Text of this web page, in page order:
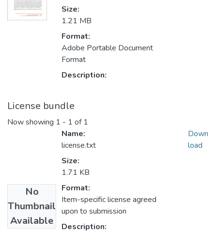
Size:
1.21 MB
Format:
Adobe Portable Document
Format
Description:
License bundle
Now showing 1 - 1 of 1
No
Thumbnail
Available
Name:
license.txt
Size:
1.71 KB
Format:
Item-specific license agreed
upon to submission
Description:
Down
load